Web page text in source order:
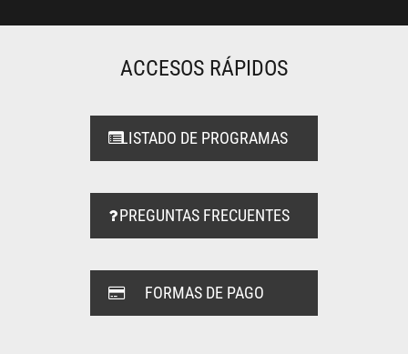
ACCESOS RÁPIDOS
LISTADO DE PROGRAMAS
PREGUNTAS FRECUENTES
FORMAS DE PAGO